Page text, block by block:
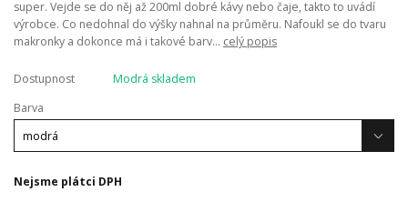
super. Vejde se do něj až 200ml dobré kávy nebo čaje, takto to uvádí
výrobce. Co nedohnal do výšky nahnal na průměru. Nafoukl se do tvaru
makronky a dokonce má i takové barv... celý popis
Dostupnost
Modrá skladem
Barva
Nejsme plátci DPH